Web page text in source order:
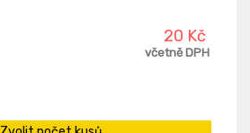
20 Kč
včetně DPH